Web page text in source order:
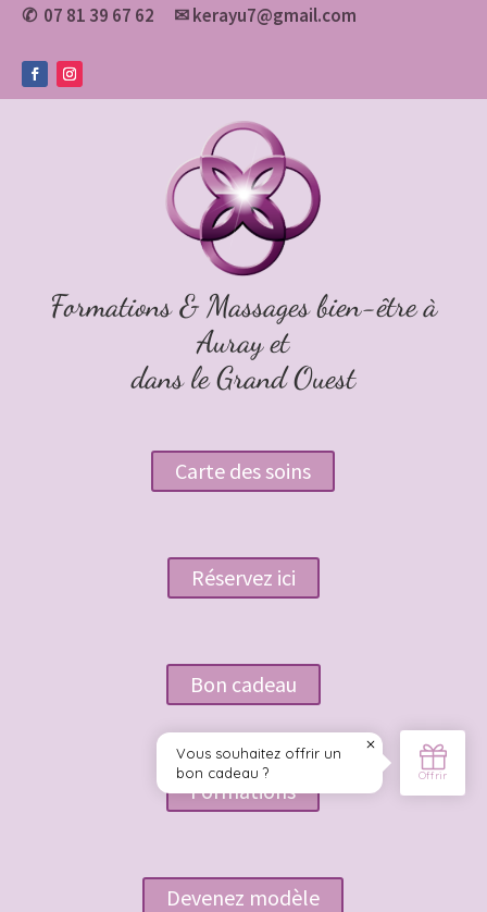
✆ 07 81 39 67 62 ✉kerayu7@gmail.com
Formations & Massages bien-être à
Auray et
dans le Grand Ouest
Carte des soins
Réservez ici
Bon cadeau
Formations
Devenez modèle